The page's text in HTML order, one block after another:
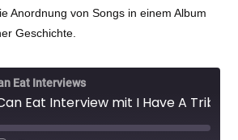
Anordnung von Songs in einem Album
Geschichte.
Eat Interviews